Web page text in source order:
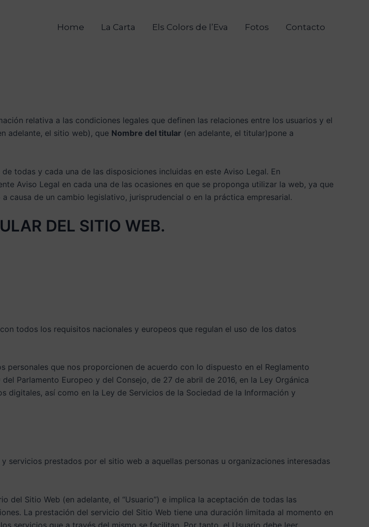
Home La Carta Els Colors de l’Eva Fotos Contacto
relativa a las condiciones legales que definen las relaciones entre los usuarios y el
adelante, el sitio web), que Nombre del titular (en adelante, el titular)pone a
todas y cada una de las disposiciones incluidas en este Aviso Legal. En
Aviso Legal en cada una de las ocasiones en que se proponga utilizar la web, ya que
de un cambio legislativo, jurisprudencial o en la práctica empresarial.
DEL SITIO WEB.
todos los requisitos nacionales y europeos que regulan el uso de los datos
que nos proporcionen de acuerdo con lo dispuesto en el Reglamento
Parlamento Europeo y del Consejo, de 27 de abril de 2016, en la Ley Orgánica
digitales, así como en la Ley de Servicios de la Sociedad de la Información y
prestados por el sitio web a aquellas personas u organizaciones interesadas
del Sitio Web (en adelante, el “Usuario”) e implica la aceptación de todas las
La prestación del servicio del Sitio Web tiene una duración limitada al momento en
servicios que a través del mismo se facilitan. Por tanto, el Usuario debe leer